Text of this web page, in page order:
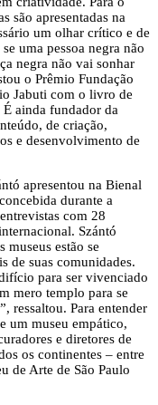
são apresentadas na
um olhar crítico e de
uma pessoa negra não
negra não vai sonhar
o Prêmio Fundação
Jabuti com o livro de
É ainda fundador da
de criação,
e desenvolvimento de
apresentou na Bienal
durante a
com 28
Szántó
museus estão se
de suas comunidades.
para ser vivenciado
mero templo para se
ressaltou. Para entender
um museu empático,
e diretores de
os continentes – entre
de Arte de São Paulo